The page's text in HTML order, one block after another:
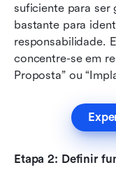
suficiente para ser
bastante para
responsabilidade.
concentre-se em
Proposta” ou
Etapa 2: Definir